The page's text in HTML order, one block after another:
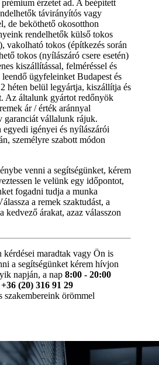
érzetet ad. A beépített
távirányítós vagy
de beköthető okosotthon
rendelhetők külső tokos
vakolható tokos (építkezés során
tokos (nyílászáró csere esetén)
kiszállítással, felméréssel és
leendő ügyfeleinket Budapest és
héten belül legyártja, kiszállítja és
Az általunk gyártot redőnyök
ár / érték aránnyal
garanciát vállalunk rájuk.
igényei és nyílászárói
személyre szabott módon
venni a segítségünket, kérem
le velünk egy időpontot,
fogadni tudja a munka
a remek szaktudást, a
kedvező árakat, azaz válasszon
kérdései maradtak vagy Ön is
a segítségünket kérem hívjon
napján, a nap 8:00 - 20:00
+36 (20) 316 91 29
szakembereink örömmel